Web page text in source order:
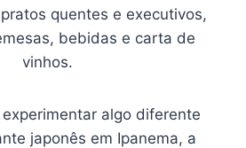
quentes e executivos,
bebidas e carta de
vinhos.
algo diferente
japonês em Ipanema, a